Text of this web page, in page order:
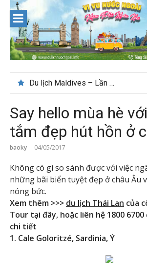
content
Du lịch Maldives – Lần đầu nên đi đâu, chơi gì?
Say hello mùa hè
tắm đẹp hút hồn ở
baoky 04/05/2017
Không có gì so sánh được với việc
những bãi biển tuyệt đẹp ở châu Âu
nóng bức.
Xem thêm >>> du lịch Thái Lan của
Tour tại đây, hoặc liên hệ 1800
chi tiết
1. Cale Goloritzé, Sardinia, Ý